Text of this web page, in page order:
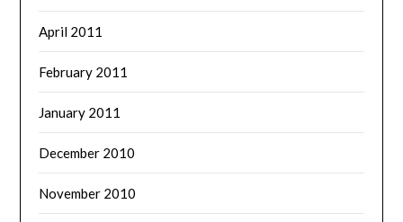
April 2011
February 2011
January 2011
December 2010
November 2010